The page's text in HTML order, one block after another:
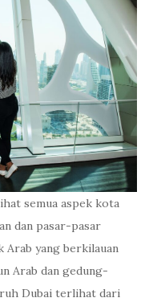
semua aspek kota
dan pasar-pasar
Arab yang berkilauan
Arab dan gedung-
Dubai terlihat dari